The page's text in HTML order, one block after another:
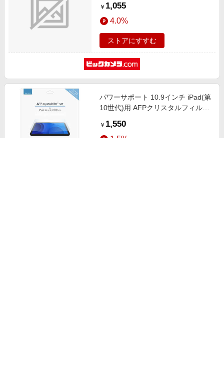
￥ 1,055
4.0%
ストアにすすむ
パワーサポート 10.9インチ iPad(第
10世代)用 AFPクリスタルフィルム
￥ 1,550
1.5%